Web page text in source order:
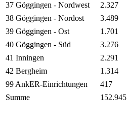
37 Göggingen - Nordwest
2.327
38 Göggingen - Nordost
3.489
39 Göggingen - Ost
1.701
40 Göggingen - Süd
3.276
41 Inningen
2.291
42 Bergheim
1.314
99 AnkER-Einrichtungen
417
Summe
152.945